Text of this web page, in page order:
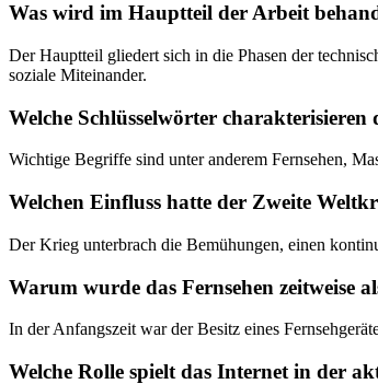
Was wird im Hauptteil der Arbeit
Der Hauptteil gliedert sich in die Phasen der
soziale Miteinander.
Welche Schlüsselwörter charakterisieren
Wichtige Begriffe sind unter anderem Fernsehen,
Welchen Einfluss hatte der Zweite
Der Krieg unterbrach die Bemühungen, einen
Warum wurde das Fernsehen zeitweise
In der Anfangszeit war der Besitz eines
Welche Rolle spielt das Internet in der